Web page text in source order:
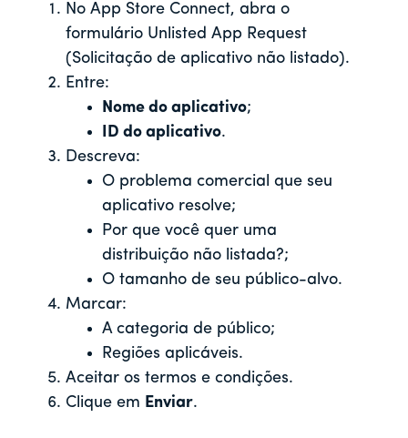
No App Store Connect, abra o
formulário Unlisted App Request
(Solicitação de aplicativo não listado).
Entre:
Nome do aplicativo;
ID do aplicativo.
Descreva:
O problema comercial que seu
aplicativo resolve;
Por que você quer uma
distribuição não listada?;
O tamanho de seu público-alvo.
Marcar:
A categoria de público;
Regiões aplicáveis.
Aceitar os termos e condições.
Clique em Enviar.